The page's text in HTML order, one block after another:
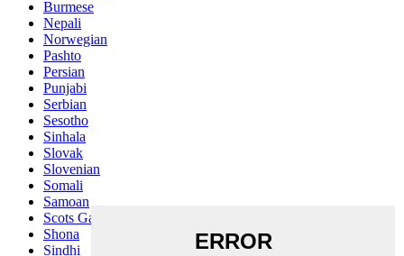
Burmese
Nepali
Norwegian
Pashto
Persian
Punjabi
Serbian
Sesotho
Sinhala
Slovak
Slovenian
Somali
Samoan
Scots Gaelic
Shona
Sindhi